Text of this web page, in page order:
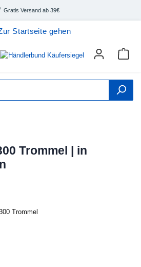
Gratis Versand ab 39€
Trommel | in